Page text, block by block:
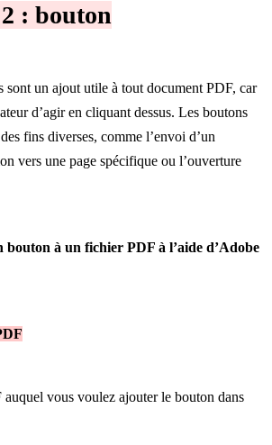
: bouton
sont un ajout utile à tout document PDF, car
d’agir en cliquant dessus. Les boutons
fins diverses, comme l’envoi d’un
vers une page spécifique ou l’ouverture
à un fichier PDF à l’aide d’Adobe
vous voulez ajouter le bouton dans